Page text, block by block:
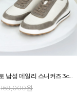
마쯔 by 엘칸토 남성 데일리 스니커즈 3cm LCMS00M539
169,000원